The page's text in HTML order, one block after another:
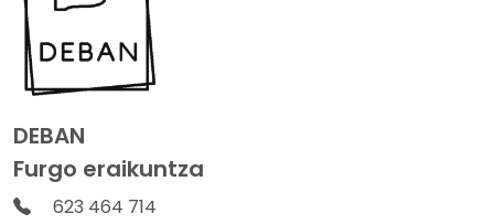
DEBAN
Furgo eraikuntza
623 464 714